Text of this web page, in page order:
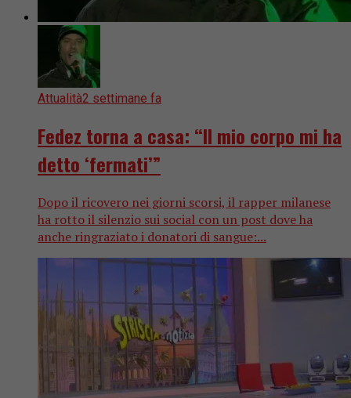
Attualità2 settimane fa
Fedez torna a casa: “Il mio corpo mi ha
detto ‘fermati’”
Dopo il ricovero nei giorni scorsi, il rapper milanese
ha rotto il silenzio sui social con un post dove ha
anche ringraziato i donatori di sangue:...